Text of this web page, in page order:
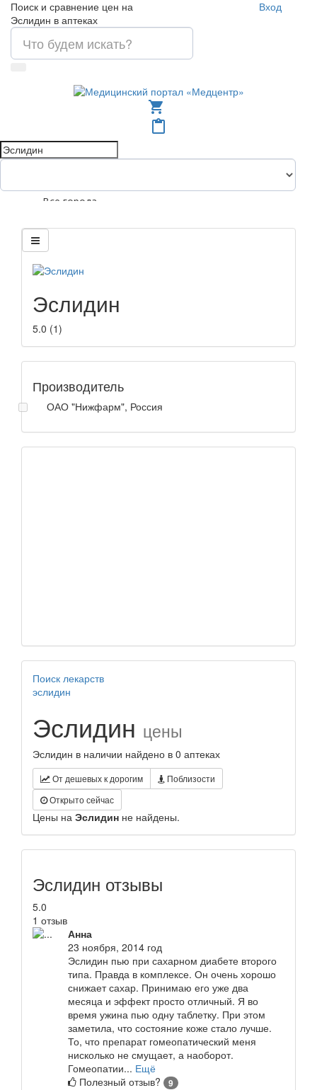
Поиск и сравнение цен на
Эслидин в аптеках
Вход
shopping_cart
content_paste
Все города
Эслидин
5.0 (1)
Производитель
ОАО "Нижфарм", Россия
Поиск лекарств
эслидин
Эслидин цены
Эслидин в наличии найдено в 0 аптеках
От дешевых к дорогим
Поблизости
Открыто сейчас
Цены на Эслидин не найдены.
Эслидин отзывы
5.0
1 отзыв
Анна
23 ноября, 2014 год
Эслидин пью при сахарном диабете второго
типа. Правда в комплексе. Он очень хорошо
снижает сахар. Принимаю его уже два
месяца и эффект просто отличный. Я во
время ужина пью одну таблетку. При этом
заметила, что состояние коже стало лучше.
То, что препарат гомеопатический меня
нисколько не смущает, а наоборот.
Гомеопатии... Ещё
Полезный отзыв?
9